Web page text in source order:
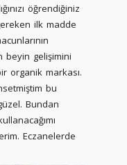
öğrendiğiniz
ilk madde
beyin gelişimini
organik markası.
bu
Bundan
Eczanelerde